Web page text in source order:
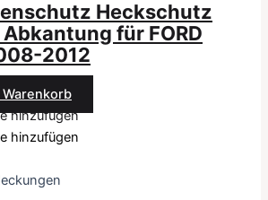
Heckschutz
für FORD
2012
hinzufügen
hinzufügen